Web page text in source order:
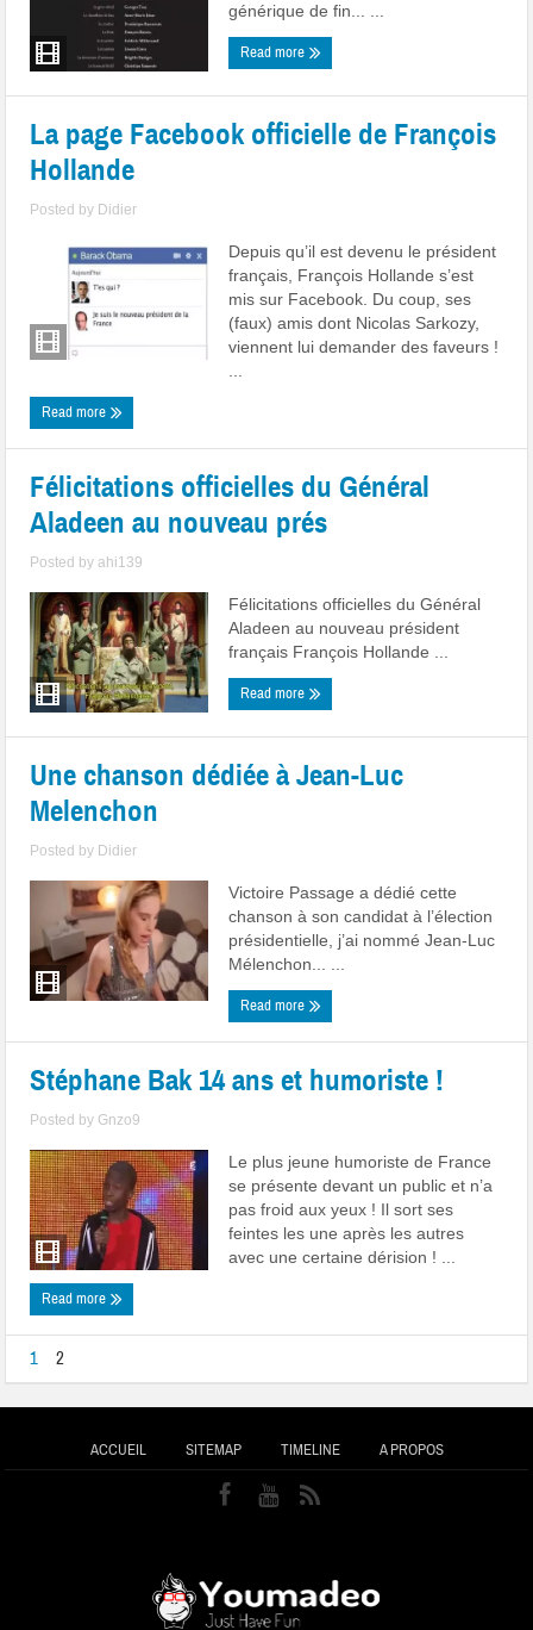
générique de fin... ...
Read more
La page Facebook officielle de François
Hollande
Posted by Didier
Depuis qu’il est devenu le président
français, François Hollande s’est
mis sur Facebook. Du coup, ses
(faux) amis dont Nicolas Sarkozy,
viennent lui demander des faveurs !
Read more
Félicitations officielles du Général
Aladeen au nouveau prés
Posted byahi139
Félicitations officielles du Général
Aladeen au nouveau président
français François Hollande ...
Read more
Une chanson dédiée à Jean-Luc
Melenchon
Posted by Didier
Victoire Passage a dédié cette
chanson à son candidat à l’élection
présidentielle, j’ai nommé Jean-Luc
Mélenchon... ...
Read more
Stéphane Bak 14 ans et humoriste !
Posted by Gnzo9
Le plus jeune humoriste de France
se présente devant un public et n’a
pas froid aux yeux ! Il sort ses
feintes les une après les autres
avec une certaine dérision ! ...
Read more
1 2
ACCUEIL SITEMAP TIMELINE A PROPOS